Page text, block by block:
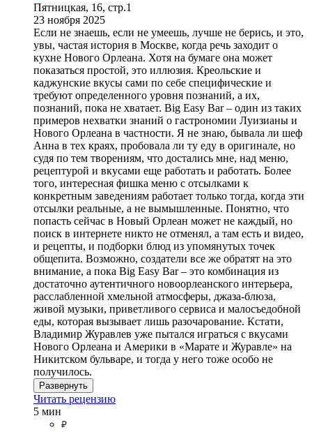
Пятницкая, 16, стр.1
23 ноября 2025
Если не знаешь, если не умеешь, лучше не берись, и это,
увы, частая история в Москве, когда речь заходит о
кухне Нового Орлеана. Хотя на бумаге она может
показаться простой, это иллюзия. Креольские и
каджунские вкусы сами по себе специфические и
требуют определенного уровня познаний, а их,
познаний, пока не хватает. Big Easy Bar – один из таких
примеров нехватки знаний о гастрономии Луизианы и
Нового Орлеана в частности. Я не знаю, бывала ли шеф
Анна в тех краях, пробовала ли ту еду в оригинале, но
судя по тем творениям, что достались мне, над меню,
рецептурой и вкусами еще работать и работать. Более
того, интересная фишка меню с отсылками к
конкретным заведениям работает только тогда, когда эти
отсылки реальные, а не вымышленные. Понятно, что
попасть сейчас в Новый Орлеан может не каждый, но
поиск в интернете никто не отменял, а там есть и видео,
и рецепты, и подборки блюд из упомянутых точек
общепита. Возможно, создатели все же обратят на это
внимание, а пока Big Easy Bar – это комбинация из
достаточно аутентичного новоорлеанского интерьера,
расслабленной хмельной атмосферы, джаза-блюза,
живой музыки, приветливого сервиса и малосъедобной
еды, которая вызывает лишь разочарование. Кстати,
Владимир Журавлев уже пытался играться с вкусами
Нового Орлеана и Америки в «Марате и Журавле» на
Никитском бульваре, и тогда у него тоже особо не
получилось.
Развернуть
Читать рецензию
5 мин